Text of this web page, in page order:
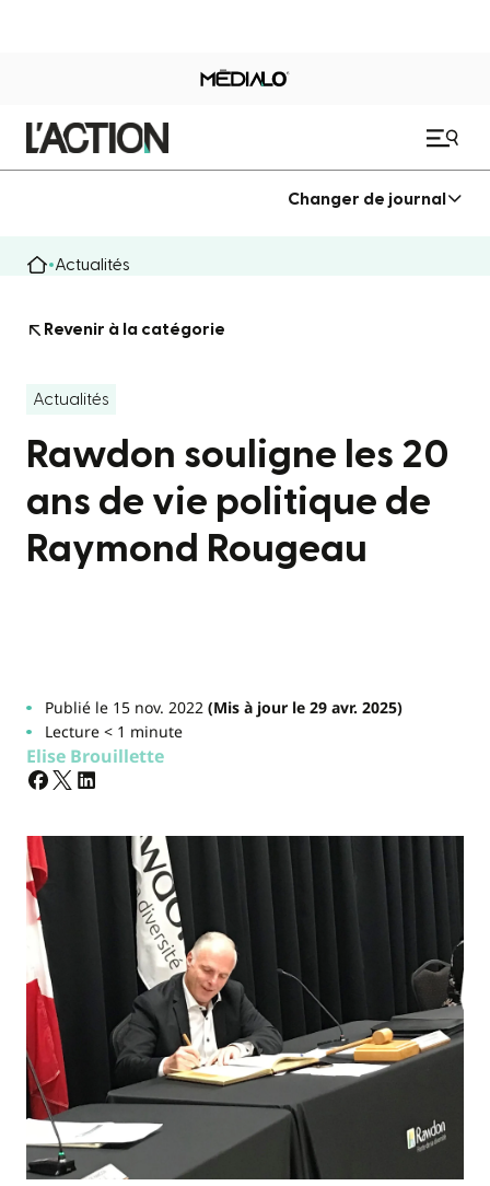
Changer de journal
Actualités
Revenir à la catégorie
Actualités
Rawdon souligne les 20
ans de vie politique de
Raymond Rougeau
Publié le 15 nov. 2022(Mis à jour le 29 avr. 2025)
Lecture < 1 minute
Elise Brouillette